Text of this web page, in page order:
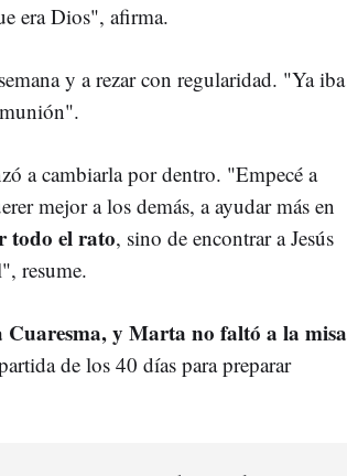
era Dios", afirma.
y a rezar con regularidad. "Ya iba
a cambiarla por dentro. "Empecé a
mejor a los demás, a ayudar más en
todo el rato, sino de encontrar a Jesús
resume.
Cuaresma, y Marta no faltó a la misa
de los 40 días para preparar